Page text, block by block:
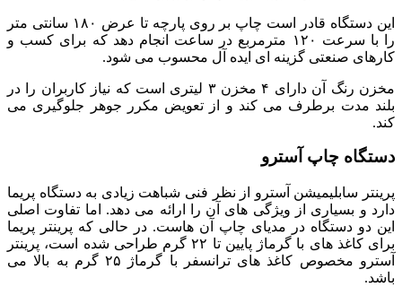
این دستگاه قادر است چاپ بر روی پارچه تا عرض ۱۸۰ سانتی متر
را با سرعت ۱۲۰ مترمربع در ساعت انجام دهد که برای کسب و
کارهای صنعتی گزینه ای ایده آل محسوب می شود.
مخزن رنگ آن دارای ۴ مخزن ۳ لیتری است که نیاز کاربران را در
بلند مدت برطرف می کند و از تعویض مکرر جوهر جلوگیری می
کند.
دستگاه چاپ آسترو
پرینتر سابلیمیشن آسترو از نظر فنی شباهت زیادی به دستگاه پریما
دارد و بسیاری از ویژگی های آن را ارائه می دهد. اما تفاوت اصلی
این دو دستگاه در مدیای چاپ آن هاست. در حالی که پرینتر پریما
برای کاغذ های با گرماژ پایین تا ۲۲ گرم طراحی شده است، پرینتر
آسترو مخصوص کاغذ های ترانسفر با گرماژ ۲۵ گرم به بالا می
باشد.